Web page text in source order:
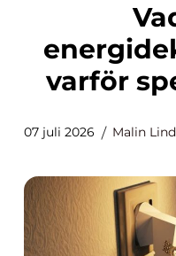
Vad är en
varför
07 juli 2026 Malin